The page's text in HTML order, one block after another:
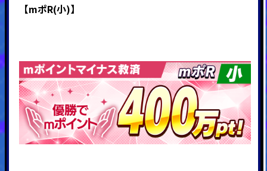
【mポR(小)】